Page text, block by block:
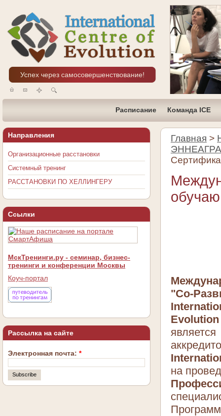
Успех через самосовершенствование!
Расписание Команда ICE
Главная >
"Со-
является
на
Направления
Организационные расстановки
Системный тренинг
РАССТАНОВКИ ПО ХЕЛЛИНГЕРУ
Ссылки
МскТренинги.ру - семинар, бизнес-
тренинги и конференции Москвы
Коуч-портал
Рассылка на сайте
Электронная почта: *